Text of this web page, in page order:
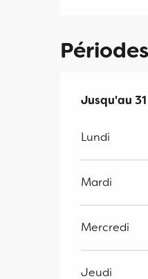
Du1 mars
Jusqu'au
Lundi
Mardi
Mercredi
Jeudi